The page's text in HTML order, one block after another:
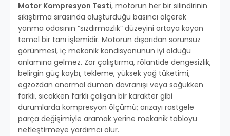
Motor Kompresyon Testi, motorun her bir silindirinin
sıkıştırma sırasında oluşturduğu basıncı ölçerek
yanma odasının “sızdırmazlık” düzeyini ortaya koyan
temel bir tanı işlemidir. Motorun dışarıdan sorunsuz
görünmesi, iç mekanik kondisyonunun iyi olduğu
anlamına gelmez. Zor çalıştırma, rölantide dengesizlik,
belirgin güç kaybı, tekleme, yüksek yağ tüketimi,
egzozdan anormal duman davranışı veya soğukken
farklı, sıcakken farklı çalışan bir karakter gibi
durumlarda kompresyon ölçümü; arızayı rastgele
parça değişimiyle aramak yerine mekanik tabloyu
netleştirmeye yardımcı olur.